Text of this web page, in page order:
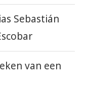
Sebastián
van een